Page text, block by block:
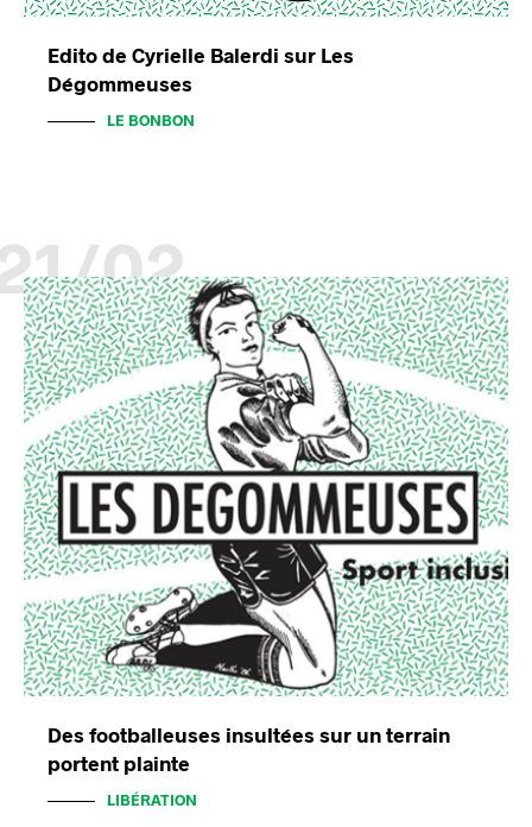
Edito de Cyrielle Balerdi sur Les
Dégommeuses
LE BONBON
02
Des footballeuses insultées sur un terrain
portent plainte
LIBÉRATION